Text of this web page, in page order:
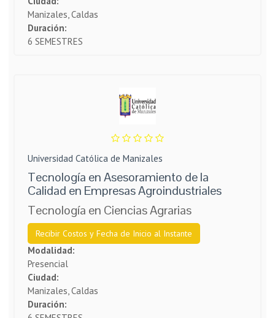
Manizales, Caldas
Duración:
6 SEMESTRES
Universidad Católica de Manizales
Tecnología en Asesoramiento de la
Calidad en Empresas Agroindustriales
Tecnología en Ciencias Agrarias
Recibir Costos y Fecha de Inicio al Instante
Modalidad:
Presencial
Ciudad:
Manizales, Caldas
Duración: